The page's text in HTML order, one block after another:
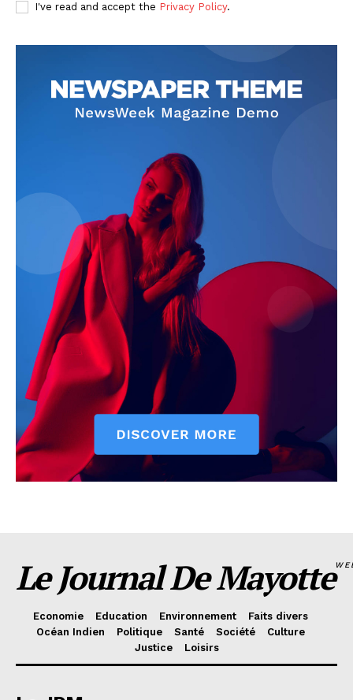
I've read and accept the Privacy Policy.
Le Journal De Mayotte
Economie Education Environnement
Faits divers
Océan Indien
Politique Santé Société
Culture
Justice
Loisirs